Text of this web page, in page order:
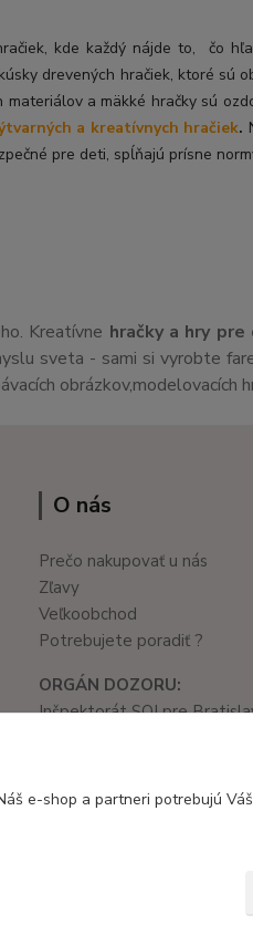
kde každý nájde to, čo
drevených hračiek, ktoré sú
materiálov a mäkké hračky sú
a kreatívnych hračiek.
pre deti, spĺňajú prísne
Kreatívne hračky a hry
sveta - sami si vyrobte
O nás
Prečo nakupovať u nás
Zľavy
Veľkoobchod
Potrebujete poradiť ?
ORGÁN DOZORU:
Inšpektorát SOI pre
tel. č.: 02/582 722 03
e-shop a partneri potrebujú Váš